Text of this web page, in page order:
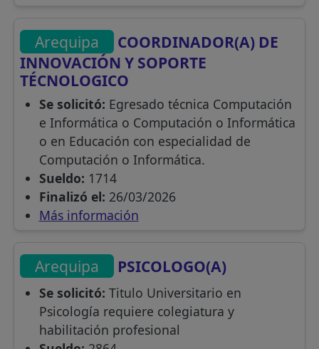
Arequipa
COORDINADOR(A) DE
INNOVACIÓN Y SOPORTE
TÉCNOLOGICO
Se solicitó: Egresado técnica Computación
e Informática o Computación o Informática
o en Educación con especialidad de
Computación o Informática.
Sueldo: 1714
Finalizó el: 26/03/2026
Más información
Arequipa PSICOLOGO(A)
Se solicitó: Titulo Universitario en
Psicología requiere colegiatura y
habilitación profesional